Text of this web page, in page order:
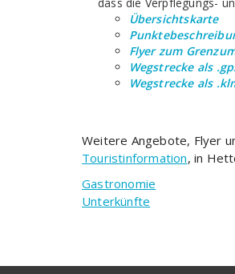
Übersichtskarte
Flyer zum
Wegstrecke als
Wegstrecke als
Weitere Angebote, Flyer
Touristinformation, in
Gastronomie
Unterkünfte